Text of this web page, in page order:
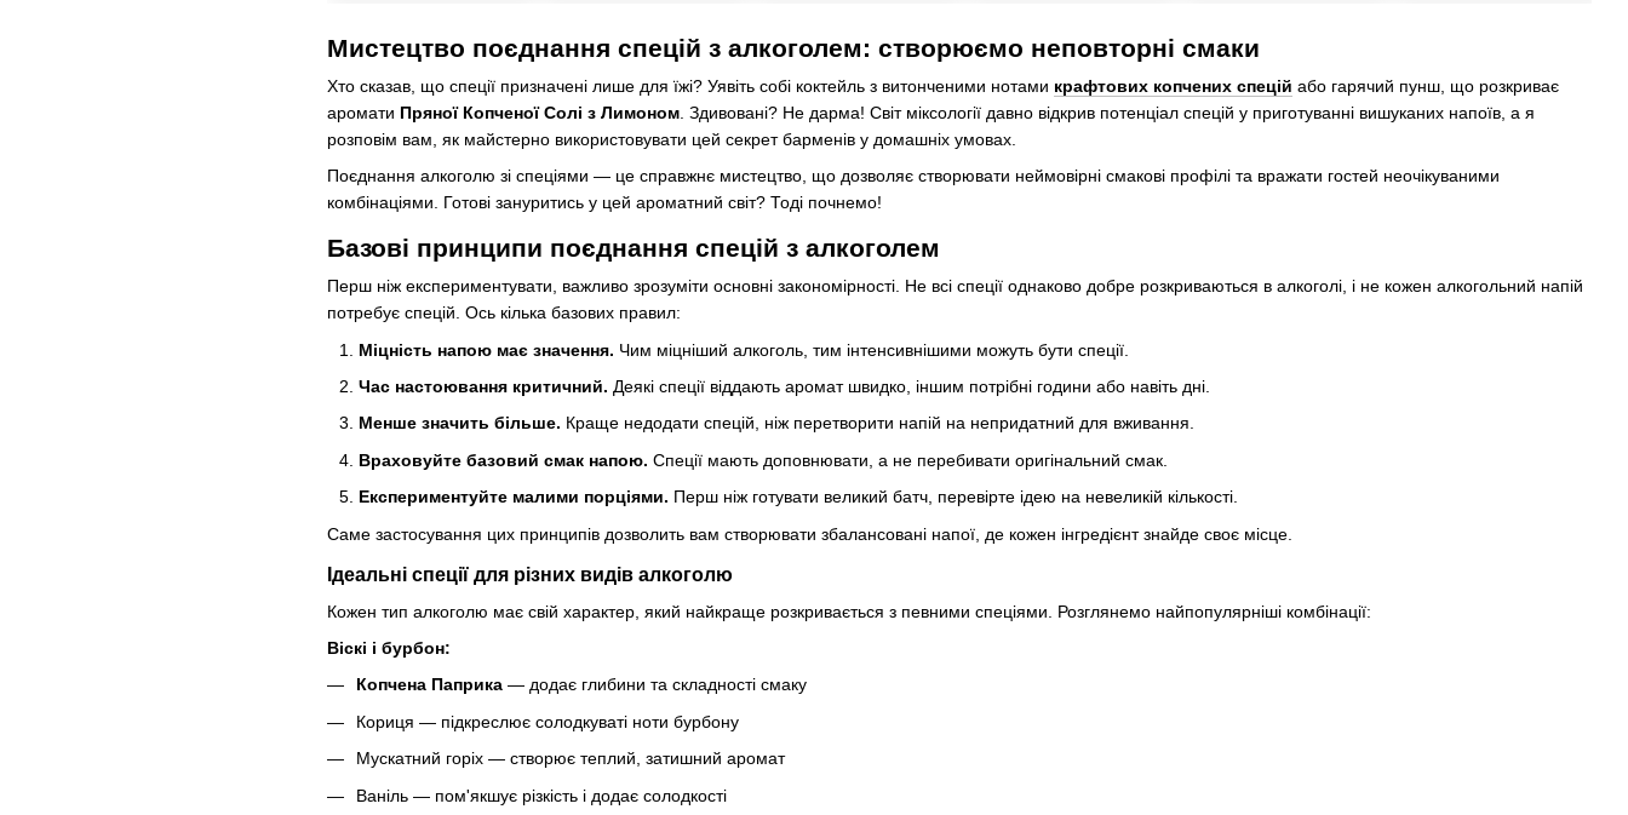
Мистецтво поєднання спецій з алкоголем: створюємо неповторні смаки
Хто сказав, що спеції призначені лише для їжі? Уявіть собі коктейль з витонченими нотами крафтових копчених спецій або гарячий пунш, що розкриває
аромати Пряної Копченої Солі з Лимоном . Здивовані? Не дарма! Світ міксології давно відкрив потенціал спецій у приготуванні вишуканих напоїв, а я
розповім вам, як майстерно використовувати цей секрет барменів у домашніх умовах.
Поєднання алкоголю зі спеціями — це справжнє мистецтво, що дозволяє створювати неймовірні смакові профілі та вражати гостей неочікуваними
комбінаціями. Готові зануритись у цей ароматний світ? Тоді почнемо!
Базові принципи поєднання спецій з алкоголем
Перш ніж експериментувати, важливо зрозуміти основні закономірності. Не всі спеції однаково добре розкриваються в алкоголі, і не кожен алкогольний напій
потребує спецій. Ось кілька базових правил:
Міцність напою має значення. Чим міцніший алкоголь, тим інтенсивнішими можуть бути спеції.
Час настоювання критичний. Деякі спеції віддають аромат швидко, іншим потрібні години або навіть дні.
Менше значить більше. Краще недодати спецій, ніж перетворити напій на непридатний для вживання.
Враховуйте базовий смак напою. Спеції мають доповнювати, а не перебивати оригінальний смак.
Експериментуйте малими порціями. Перш ніж готувати великий батч, перевірте ідею на невеликій кількості.
Саме застосування цих принципів дозволить вам створювати збалансовані напої, де кожен інгредієнт знайде своє місце.
Ідеальні спеції для різних видів алкоголю
Кожен тип алкоголю має свій характер, який найкраще розкривається з певними спеціями. Розглянемо найпопулярніші комбінації:
Віскі і бурбон:
Копчена Паприка — додає глибини та складності смаку
Кориця — підкреслює солодкуваті ноти бурбону
Мускатний горіх — створює теплий, затишний аромат
Ваніль — пом'якшує різкість і додає солодкості